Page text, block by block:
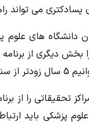
پسادکتری می تواند
دانشگاه های
دیگری از
یابیم.
را از
پزشکی باید